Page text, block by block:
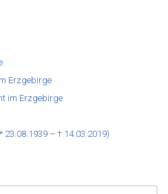
Erzgebirge
im Erzgebirge
23.08.1939 – † 14.03.2019)